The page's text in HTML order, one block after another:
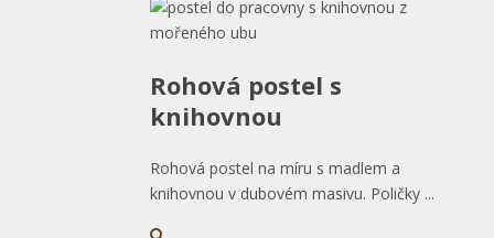
Rohová postel s
knihovnou
Rohová postel na míru s madlem a
knihovnou v dubovém masivu. Poličky ...